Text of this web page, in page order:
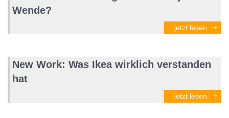
Wende?
jetzt lesen
New Work: Was Ikea wirklich verstanden
hat
jetzt lesen